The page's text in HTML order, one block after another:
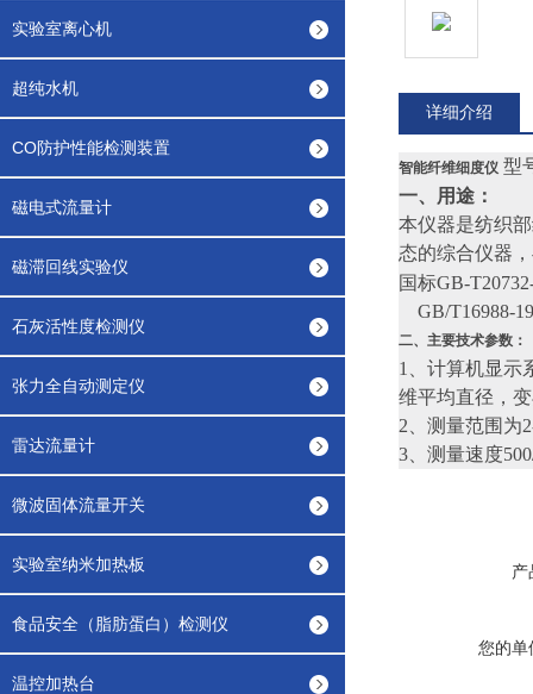
实验室离心机
超纯水机
CO防护性能检测装置
磁电式流量计
磁滞回线实验仪
石灰活性度检测仪
张力全自动测定仪
雷达流量计
微波固体流量开关
实验室纳米加热板
食品安全（脂肪蛋白）检测仪
温控加热台
详细介绍
智能纤维细度仪 型
一、用途：
本仪器是纺织
态的综合仪器
国标GB-
GB/T16988-
二、主要技术参数：
1、计算机显示
维平均直径，
2、测量范围为
3、测量速度
产
您的单